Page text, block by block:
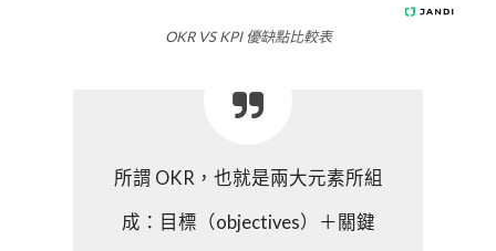
OKR VS KPI 優缺點比較表
所謂 OKR，也就是兩大元素所組
成：目標（objectives）＋關鍵